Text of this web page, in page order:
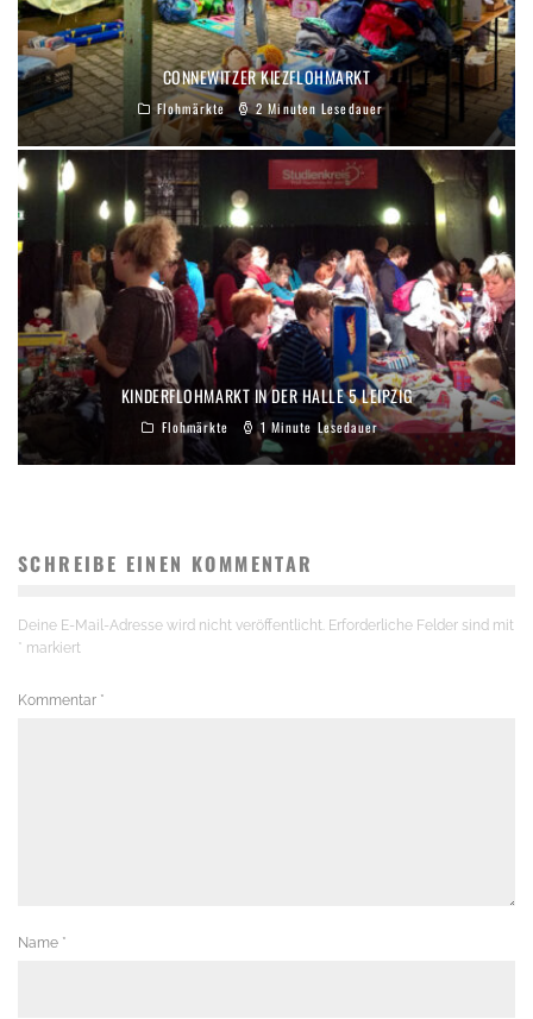
CONNEWITZER KIEZFLOHMARKT
Flohmärkte 2 Minuten Lesedauer
KINDERFLOHMARKT IN DER HALLE 5 LEIPZIG
Flohmärkte 1 Minute Lesedauer
SCHREIBE EINEN KOMMENTAR
Deine E-Mail-Adresse wird nicht veröffentlicht. Erforderliche Felder sind mit
* markiert
Kommentar *
Name *